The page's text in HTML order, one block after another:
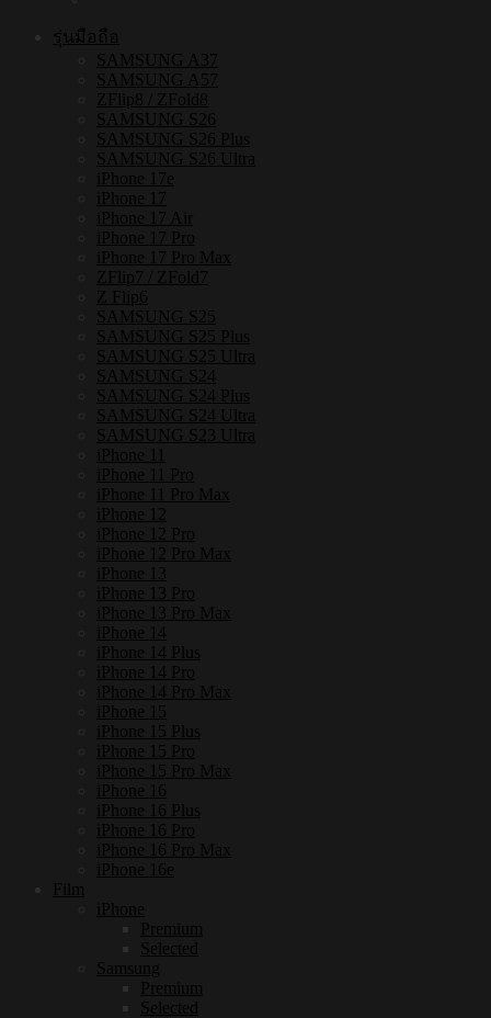
รุ่นมือถือ
SAMSUNG A37
SAMSUNG A57
ZFlip8 / ZFold8
SAMSUNG S26
SAMSUNG S26 Plus
SAMSUNG S26 Ultra
iPhone 17e
iPhone 17
iPhone 17 Air
iPhone 17 Pro
iPhone 17 Pro Max
ZFlip7 / ZFold7
Z Flip6
SAMSUNG S25
SAMSUNG S25 Plus
SAMSUNG S25 Ultra
SAMSUNG S24
SAMSUNG S24 Plus
SAMSUNG S24 Ultra
SAMSUNG S23 Ultra
iPhone 11
iPhone 11 Pro
iPhone 11 Pro Max
iPhone 12
iPhone 12 Pro
iPhone 12 Pro Max
iPhone 13
iPhone 13 Pro
iPhone 13 Pro Max
iPhone 14
iPhone 14 Plus
iPhone 14 Pro
iPhone 14 Pro Max
iPhone 15
iPhone 15 Plus
iPhone 15 Pro
iPhone 15 Pro Max
iPhone 16
iPhone 16 Plus
iPhone 16 Pro
iPhone 16 Pro Max
iPhone 16e
Film
iPhone
Premium
Selected
Samsung
Premium
Selected